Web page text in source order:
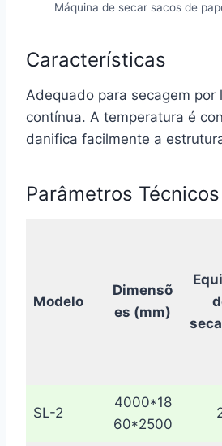
Máquina de secar sacos de
Características
Adequado para secagem por
contínua. A temperatura é
danifica facilmente a
Parâmetros Técnicos
Modelo
Dimensõ
es (mm)
SL-2
4000*18
60*2500